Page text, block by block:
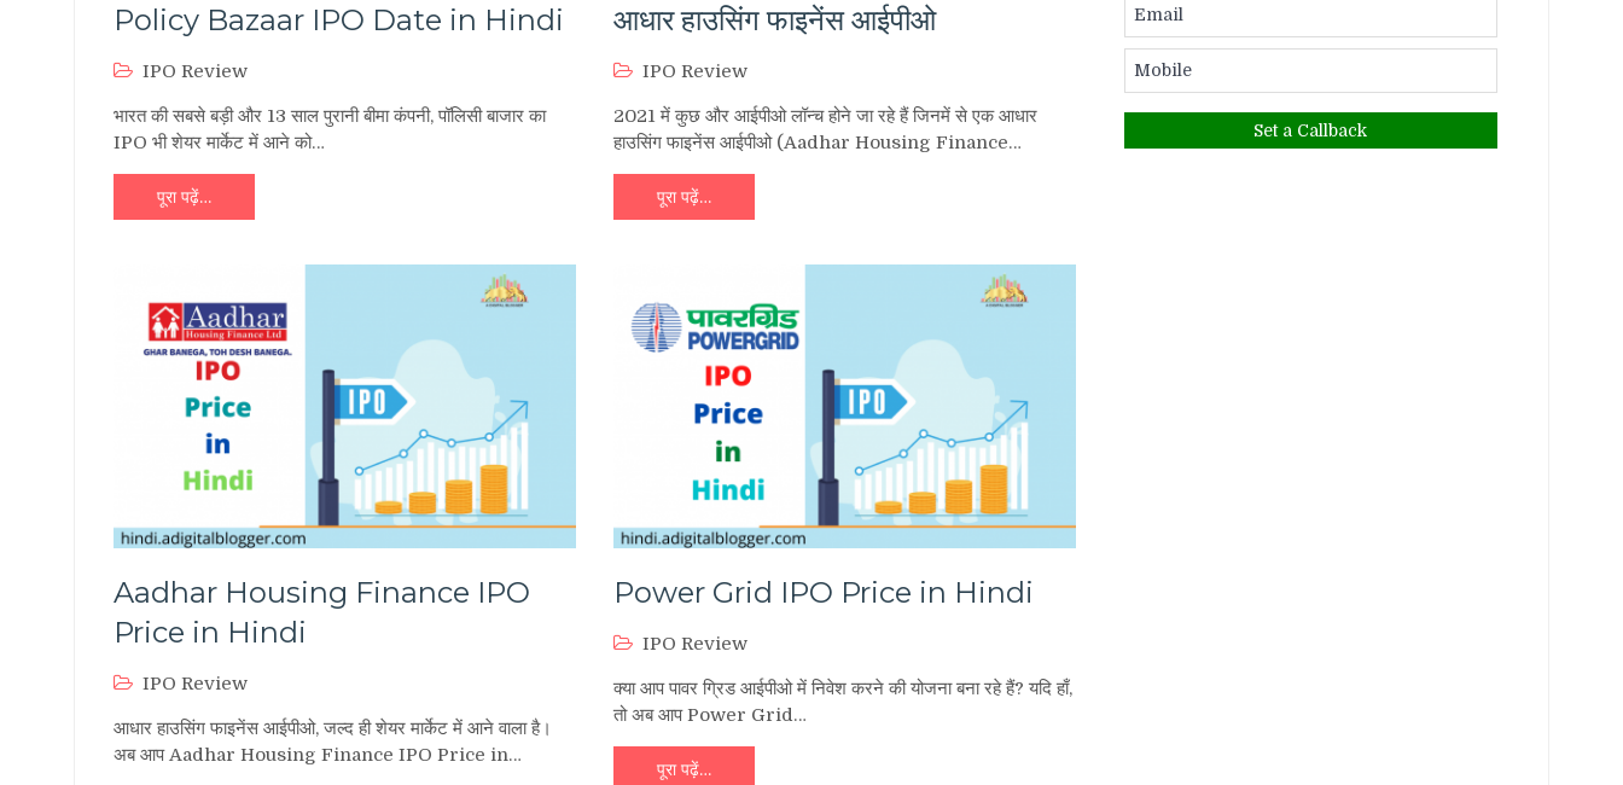
Policy Bazaar IPO Date in Hindi
IPO Review
भारत की सबसे बड़ी और 13 साल पुरानी बीमा कंपनी, पॉलिसी बाजार का
IPO भी शेयर मार्केट में आने को…
पूरा पढ़ें…
आधार हाउसिंग फाइनेंस आईपीओ
IPO Review
2021 में कुछ और आईपीओ लॉन्च होने जा रहे हैं जिनमें से एक आधार
हाउसिंग फाइनेंस आईपीओ (Aadhar Housing Finance…
पूरा पढ़ें…
Aadhar Housing Finance IPO
Price in Hindi
IPO Review
आधार हाउसिंग फाइनेंस आईपीओ, जल्द ही शेयर मार्केट में आने वाला है।
अब आप Aadhar Housing Finance IPO Price in…
Power Grid IPO Price in Hindi
IPO Review
क्या आप पावर ग्रिड आईपीओ में निवेश करने की योजना बना रहे हैं? यदि हाँ,
तो अब आप Power Grid…
पूरा पढ़ें…